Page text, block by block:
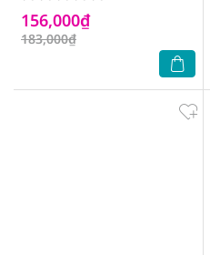
156,000₫
183,000₫